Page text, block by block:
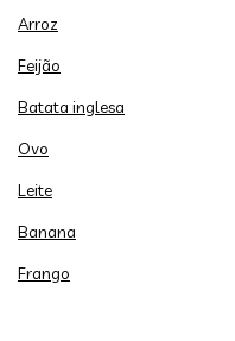
Arroz
Feijão
Batata inglesa
Ovo
Leite
Banana
Frango